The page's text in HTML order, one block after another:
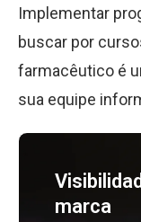
Implementar
buscar por
farmacêutico é
sua equipe
marca